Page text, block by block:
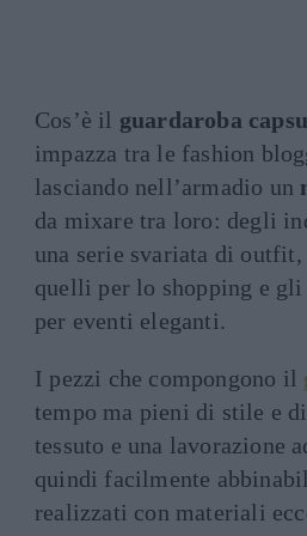
Cos’è il guardaroba
impazza tra le fashion
lasciando nell’armadio un
da mixare tra loro: degli
una serie svariata di
quelli per lo shopping e
per eventi eleganti.
I pezzi che compongono il
tempo ma pieni di stile e
tessuto e una lavorazione
quindi facilmente
realizzati con materiali